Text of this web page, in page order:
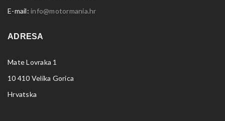
E-mail: info@motormania.hr
ADRESA
Mate Lovraka 1
10 410 Velika Gorica
Hrvatska